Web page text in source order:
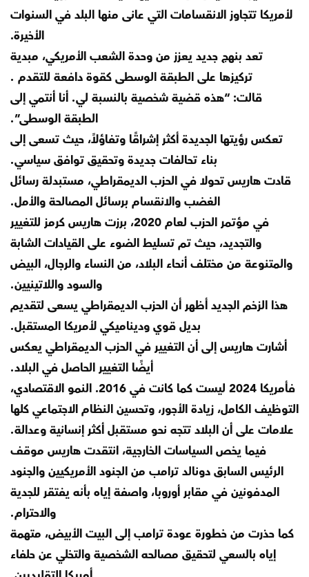
لأمريكا تتجاوز الانقسامات التي عانى منها البلد في السنوات
الأخيرة.
تعد بنهج جديد يعزز من وحدة الشعب الأمريكي، مبدية
تركيزها على الطبقة الوسطى كقوة دافعة للتقدم .
قالت: “هذه قضية شخصية بالنسبة لي. أنا أنتمي إلى
الطبقة الوسطى”.
تعكس رؤيتها الجديدة أكثر إشراقًا وتفاؤلاً، حيث تسعى إلى
بناء تحالفات جديدة وتحقيق توافق سياسي.
قادت هاريس تحولا في الحزب الديمقراطي، مستبدلة رسائل
الغضب والانقسام برسائل المصالحة والأمل.
في مؤتمر الحزب لعام 2020، برزت هاريس كرمز للتغيير
والتجديد، حيث تم تسليط الضوء على القيادات الشابة
والمتنوعة من مختلف أنحاء البلاد، من النساء والرجال، البيض
والسود واللاتينيين.
هذا الزخم الجديد أظهر أن الحزب الديمقراطي يسعى لتقديم
بديل قوي وديناميكي لأمريكا المستقبل.
أشارت هاريس إلى أن التغيير في الحزب الديمقراطي يعكس
أيضًا التغيير الحاصل في البلاد.
فأمريكا 2024 ليست كما كانت في 2016. النمو الاقتصادي،
التوظيف الكامل، زيادة الأجور، وتحسين النظام الاجتماعي كلها
علامات على أن البلاد تتجه نحو مستقبل أكثر إنسانية وعدالة.
فيما يخص السياسات الخارجية، انتقدت هاريس موقف
الرئيس السابق دونالد ترامب من الجنود الأمريكيين والجنود
المدفونين في مقابر أوروبا، واصفة إياه بأنه يفتقر للجدية
والاحترام.
كما حذرت من خطورة عودة ترامب إلى البيت الأبيض، متهمة
إياه بالسعي لتحقيق مصالحه الشخصية والتخلي عن حلفاء